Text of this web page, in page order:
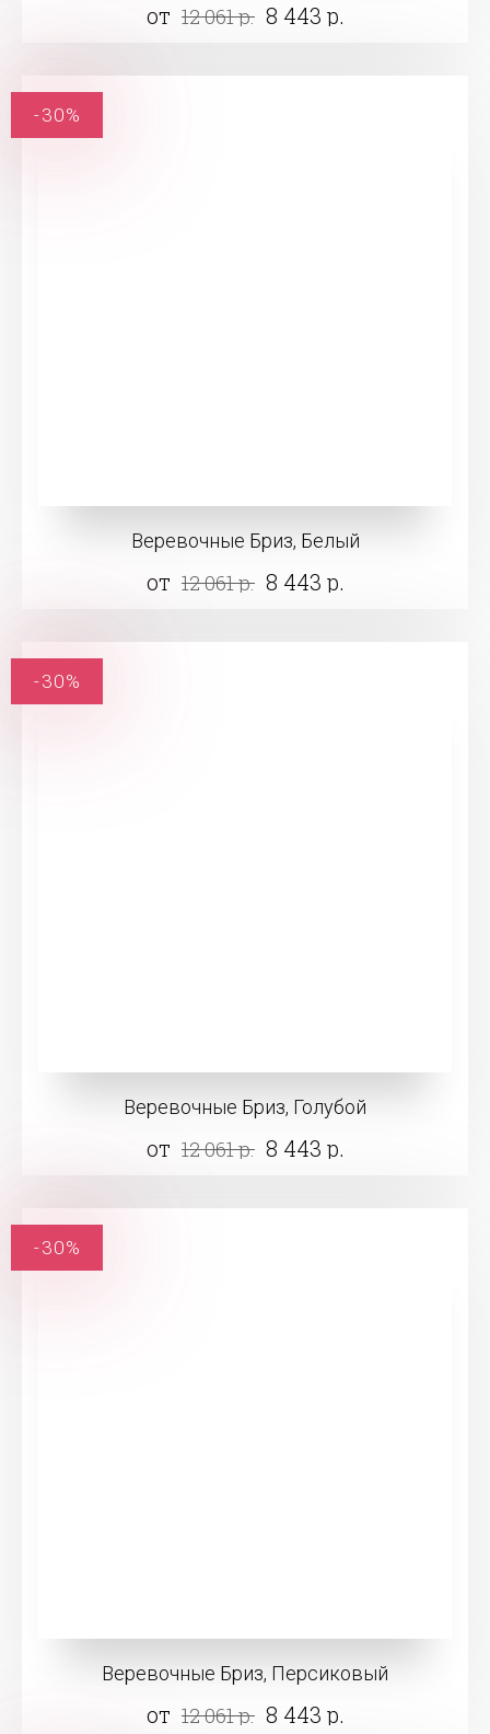
от 12 061 р. 8 443 р.
Веревочные Бриз, Белый
от 12 061 р. 8 443 р.
-30%
Веревочные Бриз, Голубой
от 12 061 р. 8 443 р.
-30%
Веревочные Бриз, Персиковый
от 12 061 р. 8 443 р.
-30%